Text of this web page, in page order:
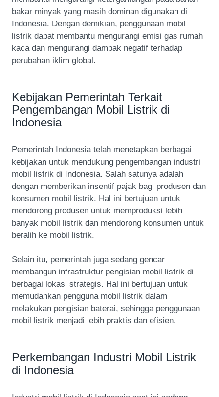
bakar minyak yang masih dominan digunakan di
Indonesia. Dengan demikian, penggunaan mobil
listrik dapat membantu mengurangi emisi gas rumah
kaca dan mengurangi dampak negatif terhadap
perubahan iklim global.
Kebijakan Pemerintah Terkait
Pengembangan Mobil Listrik di
Indonesia
Pemerintah Indonesia telah menetapkan berbagai
kebijakan untuk mendukung pengembangan industri
mobil listrik di Indonesia. Salah satunya adalah
dengan memberikan insentif pajak bagi produsen dan
konsumen mobil listrik. Hal ini bertujuan untuk
mendorong produsen untuk memproduksi lebih
banyak mobil listrik dan mendorong konsumen untuk
beralih ke mobil listrik.
Selain itu, pemerintah juga sedang gencar
membangun infrastruktur pengisian mobil listrik di
berbagai lokasi strategis. Hal ini bertujuan untuk
memudahkan pengguna mobil listrik dalam
melakukan pengisian baterai, sehingga penggunaan
mobil listrik menjadi lebih praktis dan efisien.
Perkembangan Industri Mobil Listrik
di Indonesia